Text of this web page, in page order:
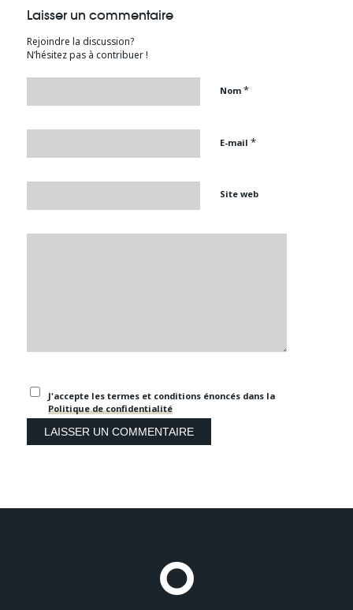
Laisser un commentaire
Rejoindre la discussion?
N’hésitez pas à contribuer !
Nom *
E-mail *
Site web
J'accepte les termes et conditions énoncés dans la
Politique de confidentialité